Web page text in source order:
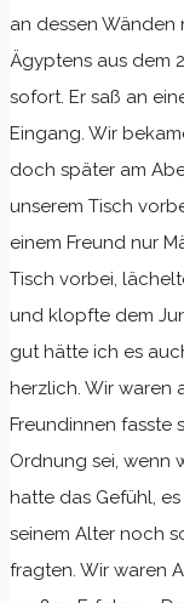
an dessen
Ägyptens aus dem
sofort. Er saß an
Eingang. Wir
doch später am
unserem Tisch
einem Freund nur
Tisch vorbei,
und klopfte dem
gut hätte ich es
herzlich. Wir waren
Freundinnen fasste
Ordnung sei, wenn
hatte das Gefühl,
seinem Alter noch
fragten. Wir waren